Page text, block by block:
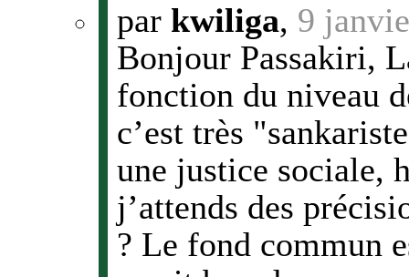
par kwiliga, 9
Bonjour Passakiri,
fonction du niveau
c’est très
une justice sociale,
j’attends des
? Le fond commun